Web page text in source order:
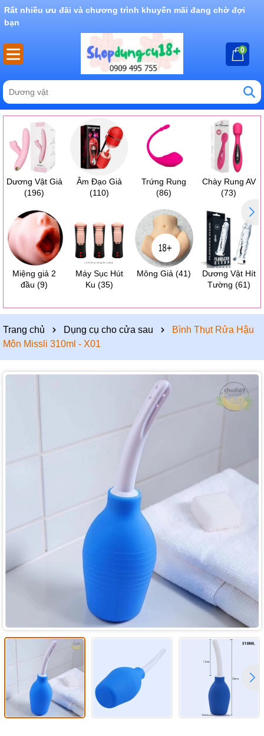
Rất nhiều ưu đãi và chương trình khuyến mãi đang chờ đợi
bạn
0
Dương Vật Giả
(196)
Âm Đạo Giả
(110)
Trứng Rung
(86)
Chày Rung AV
(73)
Miệng giả 2
đầu (9)
Máy Sục Hút
Ku (35)
Mông Giả (41)
Dương Vật Hít
Tường (61)
Trang chủ Dụng cụ cho cửa sau
Bình Thụt Rửa Hậu
Môn Missli 310ml - X01